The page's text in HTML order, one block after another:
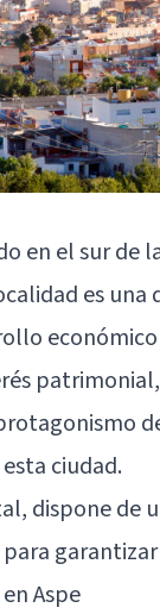
en el sur de
es
ciudad.
dispone de
Aspe